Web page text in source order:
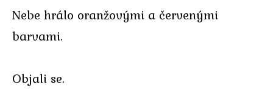
Nebe hrálo oranžovými a červenými
barvami.
Objali se.